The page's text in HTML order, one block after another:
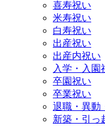
喜寿祝い
米寿祝い
白寿祝い
出産祝い
出産内祝い
入学・入園
卒園祝い
卒業祝い
退職・異動
新築・引っ